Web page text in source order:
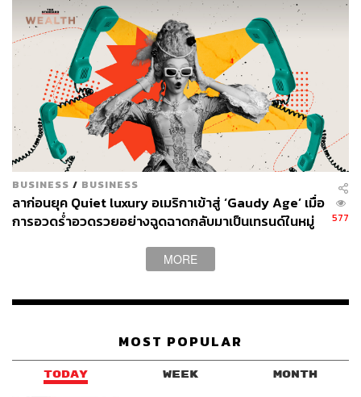
TAGS: Forbes Jeff Bezos ธนินท์ เจียรวนนท์
มหาเศรษฐี
มหาเศรษฐีที่รวยที่สุดในโลก
ABOUT THE AUTHOR
นักการตลาดผู้ฝักใฝ่ในแวดวงนวัตกรรมและ
เทคโนโลยี แต่บางทีก็เผลอมีใจให้วัฒนธรรม
POP อยู่ร่ำไป ใช้เวลาว่างไปกับการเสพศิลป์
และเฝ้ามองปรากฏการณ์ทางสังคม
BUSINESS / BUSINESS
ลาก่อนยุค Quiet luxury อเมริกาเข้าสู่ ‘Gaudy Age’ เมื่อ
การอวดร่ำอวดรวยอย่างฉูดฉาดกลับมาเป็นเทรนด์ในหมู่
577
MORE
MOST POPULAR
TODAY WEEK MONTH